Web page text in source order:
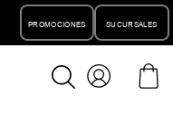
PROMOCIONES SUCURSALES